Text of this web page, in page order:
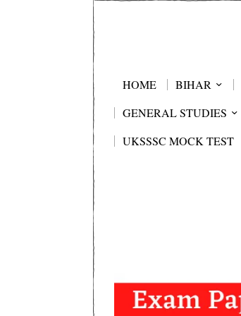
HOME BIHAR
GENERAL STUDIES
UKSSSC MOCK TEST